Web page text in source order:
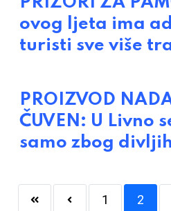
ovog ljeta ima
turisti sve više
PROIZVOD
ČUVEN: U Livno
samo zbog
1 2